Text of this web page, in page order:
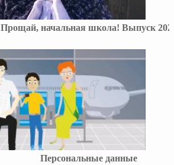
Прощай, начальная школа! Выпуск
Персональные данные